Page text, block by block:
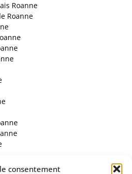
consentement
Roanne
Roanne